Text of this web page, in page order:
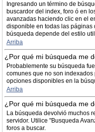
Ingresando un término de
buscardor del index, foro ó en
avanzadas haciendo clic en el
disponible en todas las páginas
búsqueda depende del estilo
Arriba
¿Por qué mi búsqueda me
Probablemente su búsqueda
comunes que no son
opciones disponibles en la
Arriba
¿Por qué mi búsqueda me
La búsqueda devolvió muchos
servidor. Utilice "Busqueda
foros a buscar.